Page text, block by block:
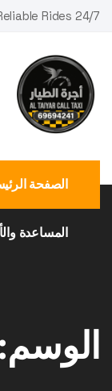
Skip
content
Rides 24/7!
الصفحة
المساعدة
الوسم: